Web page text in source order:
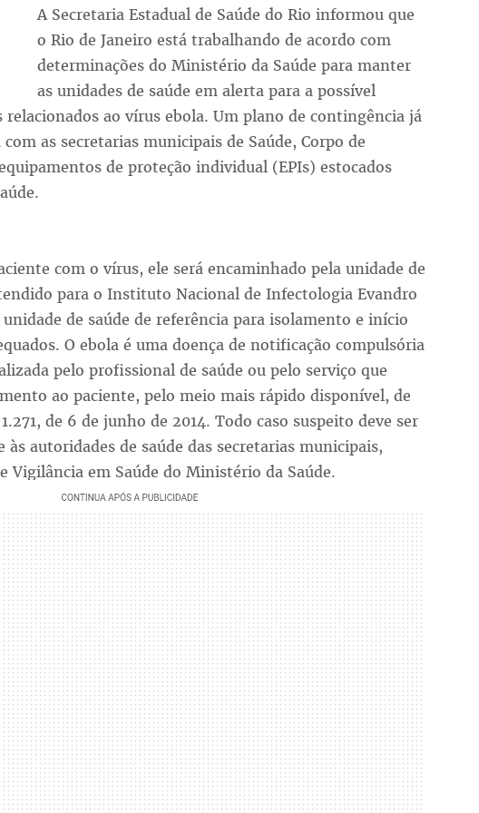
A Secretaria Estadual de Saúde do Rio informou que
o Rio de Janeiro está trabalhando de acordo com
determinações do Ministério da Saúde para manter
as unidades de saúde em alerta para a possível
ao vírus ebola. Um plano de contingência já
as secretarias municipais de Saúde, Corpo de
de proteção individual (EPIs) estocados
com o vírus, ele será encaminhado pela unidade de
para o Instituto Nacional de Infectologia Evandro
de saúde de referência para isolamento e início
O ebola é uma doença de notificação compulsória
pelo profissional de saúde ou pelo serviço que
ao paciente, pelo meio mais rápido disponível, de
de 6 de junho de 2014. Todo caso suspeito deve ser
autoridades de saúde das secretarias municipais,
Vigilância em Saúde do Ministério da Saúde.